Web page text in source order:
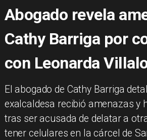
Abogado revela
Cathy Barriga por
con Leonarda
El abogado de Cathy Barriga
exalcaldesa recibió amenazas y
tras ser acusada de delatar a
tener celulares en la cárcel de